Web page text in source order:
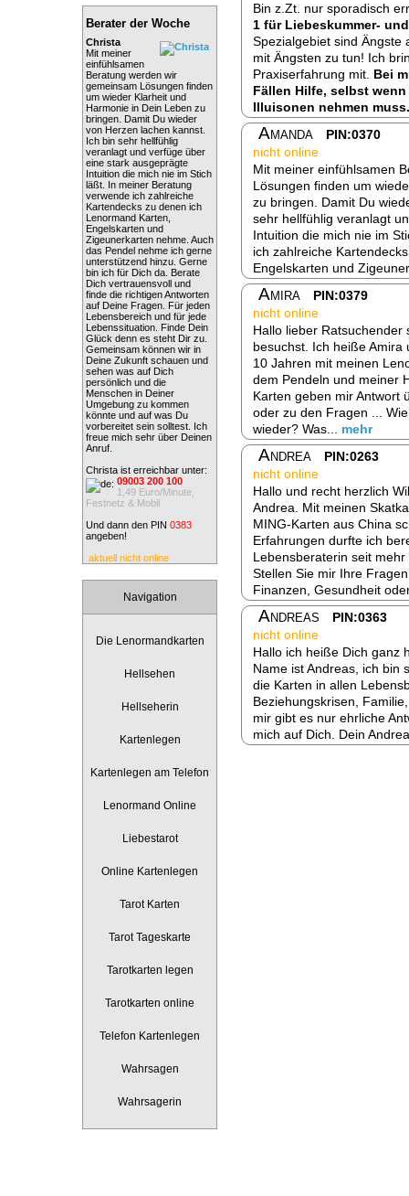
Berater der Woche
Christa
Mit meiner
einfühlsamen
Beratung werden wir
gemeinsam Lösungen finden
um wieder Klarheit und
Harmonie in Dein Leben zu
bringen. Damit Du wieder
von Herzen lachen kannst.
Ich bin sehr hellfühlig
veranlagt und verfüge über
eine stark ausgeprägte
Intuition die mich nie im Stich
läßt. In meiner Beratung
verwende ich zahlreiche
Kartendecks zu denen ich
Lenormand Karten,
Engelskarten und
Zigeunerkarten nehme. Auch
das Pendel nehme ich gerne
unterstützend hinzu. Gerne
bin ich für Dich da. Berate
Dich vertrauensvoll und
finde die richtigen Antworten
auf Deine Fragen. Für jeden
Lebensbereich und für jede
Lebenssituation. Finde Dein
Glück denn es steht Dir zu.
Gemeinsam können wir in
Deine Zukunft schauen und
sehen was auf Dich
persönlich und die
Menschen in Deiner
Umgebung zu kommen
könnte und auf was Du
vorbereitet sein solltest. Ich
freue mich sehr über Deinen
Anruf.
Christa ist erreichbar unter:
09003 200 100
1,49 Euro/Minute,
Festnetz & Mobil
Und dann den PIN 0383
angeben!
aktuell nicht online
Navigation
Die Lenormandkarten
Hellsehen
Hellseherin
Kartenlegen
Kartenlegen am Telefon
Lenormand Online
Liebestarot
Online Kartenlegen
Tarot Karten
Tarot Tageskarte
Tarotkarten legen
Tarotkarten online
Telefon Kartenlegen
Wahrsagen
Wahrsagerin
Bin z.Zt. nur sporadisch
1 für Liebeskummer-
Spezialgebiet sind Ängste
mit Ängsten zu tun! Ich
Praxiserfahrung mit. Bei
Fällen Hilfe, selbst
Illuisonen nehmen
Amanda
PIN:0370
nicht online
Mit meiner einfühlsamen
Lösungen finden um
zu bringen. Damit Du
sehr hellfühlig veranlagt
Intuition die mich nie im
ich zahlreiche
Engelskarten und
Amira
PIN:0379
nicht online
Hallo lieber Ratsuchender
besuchst. Ich heiße
10 Jahren mit meinen
dem Pendeln und meiner
Karten geben mir Antwort
oder zu den Fragen ...
wieder? Was... mehr
Andrea
PIN:0263
nicht online
Hallo und recht herzlich
Andrea. Mit meinen
MING-Karten aus China
Erfahrungen durfte ich
Lebensberaterin seit
Stellen Sie mir Ihre
Finanzen, Gesundheit
Andreas
PIN:0363
nicht online
Hallo ich heiße Dich ganz
Name ist Andreas, ich bin
die Karten in allen
Beziehungskrisen,
mir gibt es nur ehrliche
mich auf Dich. Dein